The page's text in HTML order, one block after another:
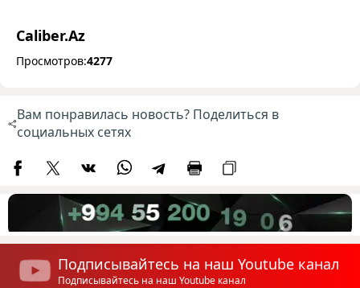
Caliber.Az
Просмотров:4277
Вам понравилась новость? Поделиться в
социальных сетях
Подписывайтесь на наш Youtube канал
Подписывайтесь на наш Youtube канал